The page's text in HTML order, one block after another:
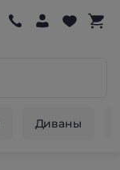
Диваны